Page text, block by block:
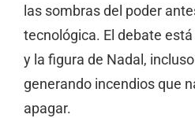
las sombras del poder
tecnológica. El debate
y la figura de Nadal,
generando incendios que
apagar.